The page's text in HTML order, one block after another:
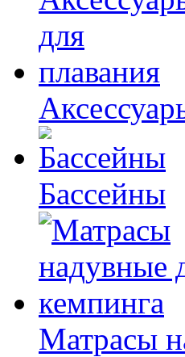
Бассейны
Матрасы